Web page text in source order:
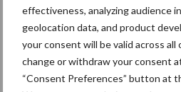
effectiveness, analyzing audience
geolocation data, and product
your consent will be valid across all
change or withdraw your consent
“Consent Preferences” button at
Bron:Groen Kennisnet
Aanbevolen voor
Bemest op